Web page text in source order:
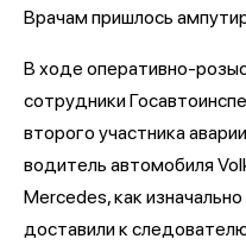
Врачам пришлось
В ходе оперативно-
сотрудники
второго участника
водитель автомобиля
Mercedes, как изначально
доставили к